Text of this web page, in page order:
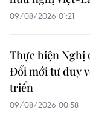
09/08/2026 01:21
Thực hiện Nghị
Đổi mới tư duy
triển
09/08/2026 00:58